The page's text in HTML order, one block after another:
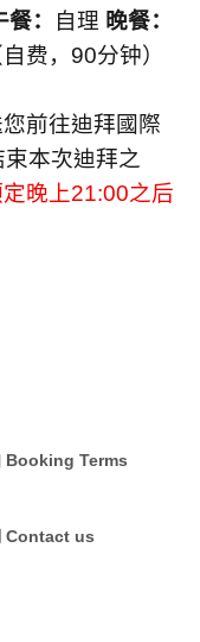
餐： 自理 晚餐：
费， 90分钟）
前往迪拜國際
本次迪拜之
晚上21:00之后
Booking Terms
Contact us